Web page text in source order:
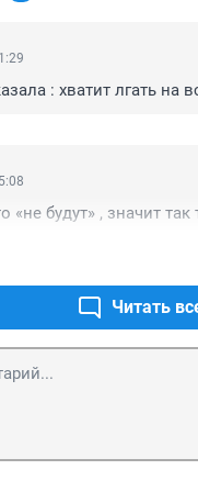
: хватит лгать на
«не будут» , значит
Читать